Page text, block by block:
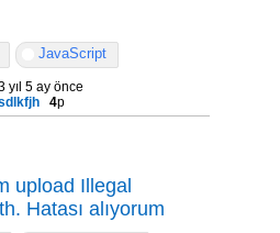
JavaScript
yıl 5 ay önce
4p
upload Illegal
Hatası alıyorum